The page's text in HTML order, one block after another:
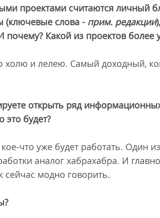
проектами считаются личный
(ключевые слова - прим. редакции
почему? Какой из проектов
холю и лелею. Самый доходный,
открыть ряд
это будет?
что уже будет работать. Один
аналог хабрахабра. И
сейчас модно говорить.